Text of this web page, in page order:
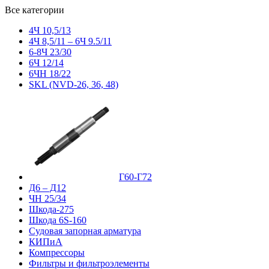
Все категории
4Ч 10,5/13
4Ч 8,5/11 – 6Ч 9.5/11
6-8Ч 23/30
6Ч 12/14
6ЧН 18/22
SKL (NVD-26, 36, 48)
Г60-Г72
Д6 – Д12
ЧН 25/34
Шкода-275
Шкода 6S-160
Судовая запорная арматура
КИПиА
Компрессоры
Фильтры и фильтроэлементы